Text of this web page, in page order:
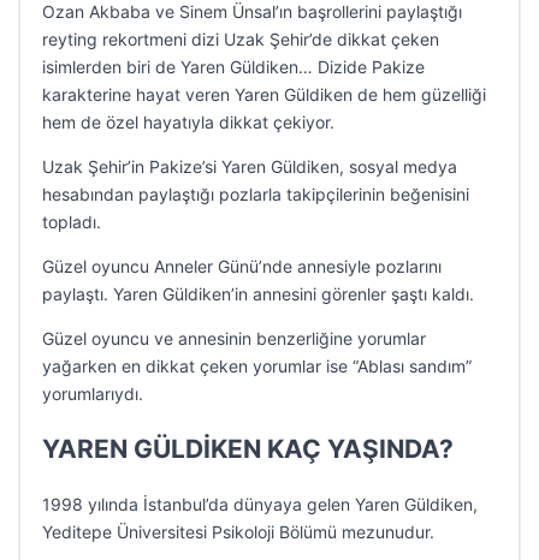
Ozan Akbaba ve Sinem Ünsal’ın başrollerini paylaştığı
reyting rekortmeni dizi Uzak Şehir’de dikkat çeken
isimlerden biri de Yaren Güldiken… Dizide Pakize
karakterine hayat veren Yaren Güldiken de hem güzelliği
hem de özel hayatıyla dikkat çekiyor.
Uzak Şehir’in Pakize’si Yaren Güldiken, sosyal medya
hesabından paylaştığı pozlarla takipçilerinin beğenisini
topladı.
Güzel oyuncu Anneler Günü’nde annesiyle pozlarını
paylaştı. Yaren Güldiken’in annesini görenler şaştı kaldı.
Güzel oyuncu ve annesinin benzerliğine yorumlar
yağarken en dikkat çeken yorumlar ise “Ablası sandım”
yorumlarıydı.
YAREN GÜLDİKEN KAÇ YAŞINDA?
1998 yılında İstanbul’da dünyaya gelen Yaren Güldiken,
Yeditepe Üniversitesi Psikoloji Bölümü mezunudur.